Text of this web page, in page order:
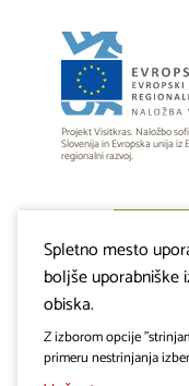
Projekt Visitkras. Naložbo
Slovenija in Evropska unija iz
regionalni razvoj.
Spletno mesto
boljše uporabniške
obiska.
Z izborom opcije
primeru nestrinjanja